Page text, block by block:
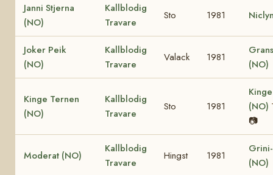
Janni Stjerna
(NO)
Kallblodig
Travare
Sto 1981
Joker Peik
(NO)
Kallblodig
Travare
Valack 1981
(NO)
Kinge Ternen
(NO)
Kallblodig
Travare
Sto 1981
(NO)
📷
Moderat (NO)
Kallblodig
Travare
Hingst 1981
(NO)